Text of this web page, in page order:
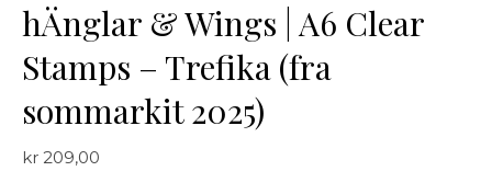
hÄnglar & Wings | A6 Clear
Stamps – Trefika (fra
sommarkit 2025)
kr 209,00